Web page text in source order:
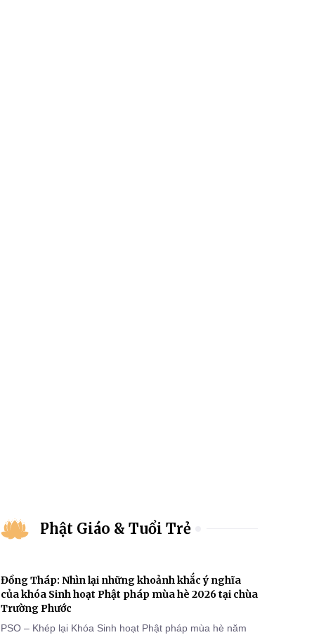
Phật Giáo & Tuổi Trẻ
Đồng Tháp: Nhìn lại những khoảnh khắc ý nghĩa
của khóa Sinh hoạt Phật pháp mùa hè 2026 tại chùa
Trường Phước
PSO – Khép lại Khóa Sinh hoạt Phật pháp mùa hè năm